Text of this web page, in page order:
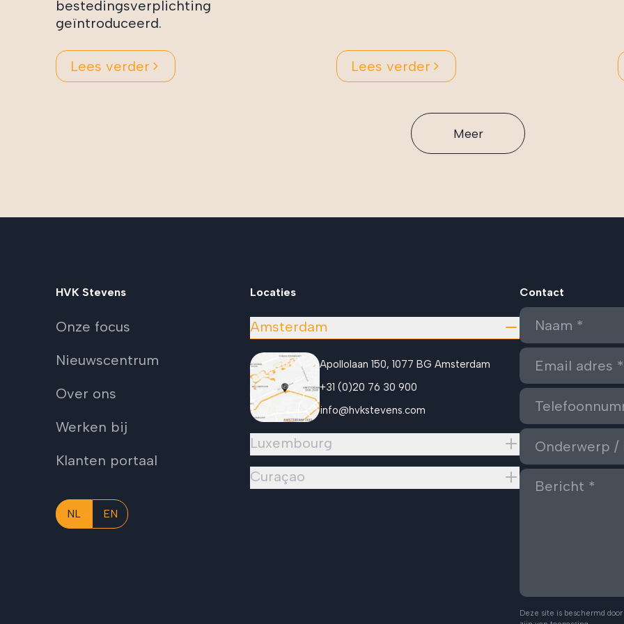
bestedingsverplichting
geïntroduceerd.
Lees verder Lees verder
Meer
HVK Stevens
Onze focus
Nieuwscentrum
Over ons
Werken bij
Klanten portaal
NL EN
Locaties
Amsterdam
Apollolaan 150, 1077 BG Amsterdam
+31 (0)20 76 30 900
info@hvkstevens.com
Luxembourg
Curaçao
Contact
Deze site is beschermd